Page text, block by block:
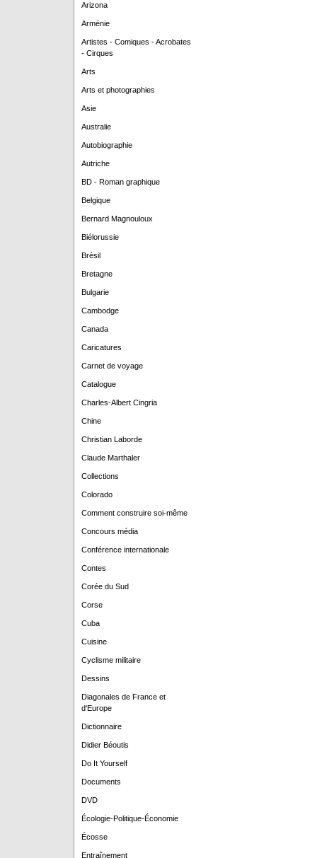
Arizona
Arménie
Artistes - Comiques - Acrobates
- Cirques
Arts
Arts et photographies
Asie
Australie
Autobiographie
Autriche
BD - Roman graphique
Belgique
Bernard Magnouloux
Biélorussie
Brésil
Bretagne
Bulgarie
Cambodge
Canada
Caricatures
Carnet de voyage
Catalogue
Charles-Albert Cingria
Chine
Christian Laborde
Claude Marthaler
Collections
Colorado
Comment construire soi-même
Concours média
Conférence internationale
Contes
Corée du Sud
Corse
Cuba
Cuisine
Cyclisme militaire
Dessins
Diagonales de France et
d'Europe
Dictionnaire
Didier Béoutis
Do It Yourself
Documents
DVD
Écologie-Politique-Économie
Écosse
Entraînement